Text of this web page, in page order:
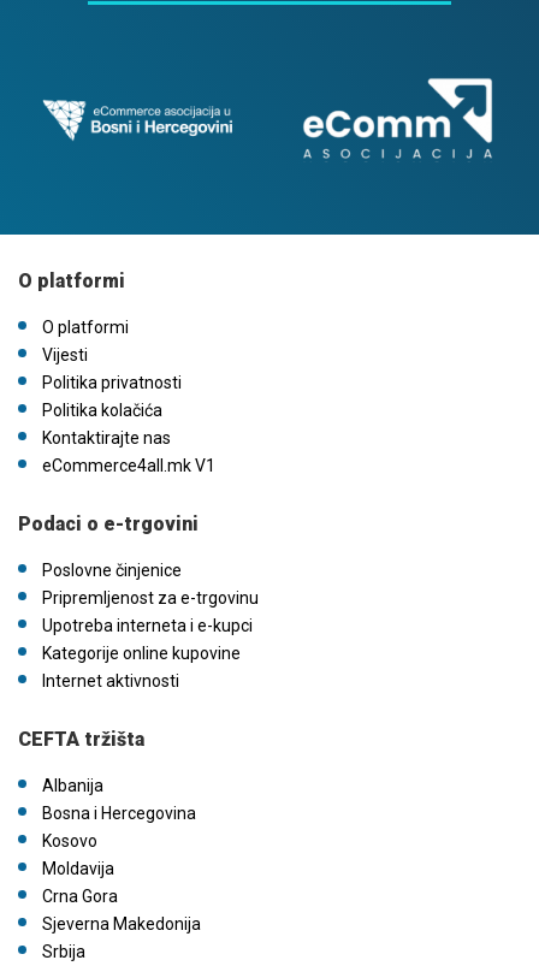
O platformi
O platformi
Vijesti
Politika privatnosti
Politika kolačića
Kontaktirajte nas
eCommerce4all.mk V1
Podaci o e-trgovini
Poslovne činjenice
Pripremljenost za e-trgovinu
Upotreba interneta i e-kupci
Kategorije online kupovine
Internet aktivnosti
CEFTA tržišta
Albanija
Bosna i Hercegovina
Kosovo
Moldavija
Crna Gora
Sjeverna Makedonija
Srbija